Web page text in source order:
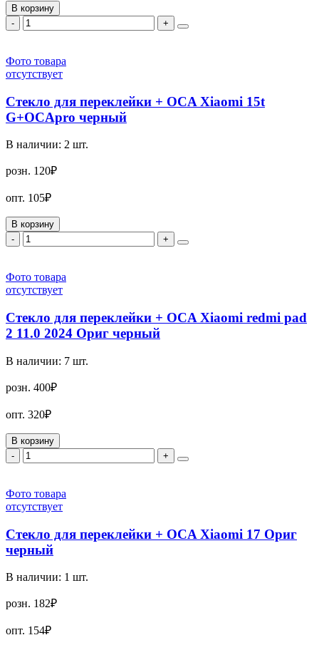
В корзину
-
+
Фото товара
отсутствует
Стекло для переклейки + OCA Xiaomi 15t
G+OCApro черный
В наличии: 2 шт.
розн. 120₽
опт. 105₽
В корзину
-
+
Фото товара
отсутствует
Стекло для переклейки + OCA Xiaomi redmi pad
2 11.0 2024 Ориг черный
В наличии: 7 шт.
розн. 400₽
опт. 320₽
В корзину
-
+
Фото товара
отсутствует
Стекло для переклейки + OCA Xiaomi 17 Ориг
черный
В наличии: 1 шт.
розн. 182₽
опт. 154₽